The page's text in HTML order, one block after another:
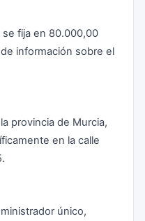
se fija en 80.000,00
información sobre el
provincia de Murcia,
en la calle
único,